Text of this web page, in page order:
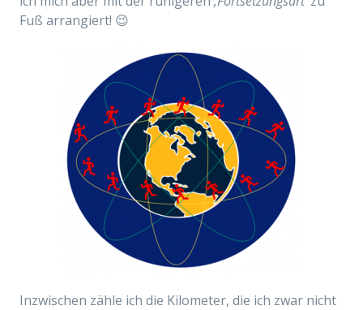
Fuß arrangiert! 😉
Inzwischen zähle ich die Kilometer, die ich zwar nicht